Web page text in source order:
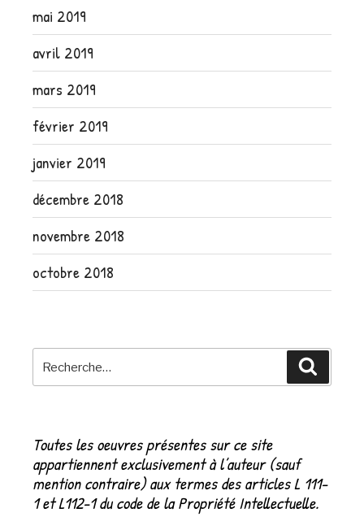
mai 2019
avril 2019
mars 2019
février 2019
janvier 2019
décembre 2018
novembre 2018
octobre 2018
Recherche
pour
Toutes les oeuvres présentes sur ce site
appartiennent exclusivement à l’auteur (sauf
mention contraire) aux termes des articles L 111-
1 et L112-1 du code de la Propriété Intellectuelle.